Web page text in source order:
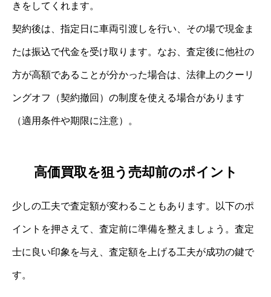
きをしてくれます。
契約後は、指定日に車両引渡しを行い、その場で現金ま
たは振込で代金を受け取ります。なお、査定後に他社の
方が高額であることが分かった場合は、法律上のクーリ
ングオフ（契約撤回）の制度を使える場合があります
（適用条件や期限に注意）。
高価買取を狙う売却前のポイント
少しの工夫で査定額が変わることもあります。以下のポ
イントを押さえて、査定前に準備を整えましょう。査定
士に良い印象を与え、査定額を上げる工夫が成功の鍵で
す。